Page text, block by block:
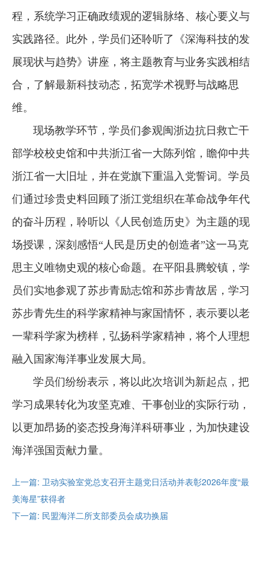
程，系统学习正确政绩观的逻辑脉络、核心要义与
实践路径。此外，学员们还聆听了《深海科技的发
展现状与趋势》讲座，将主题教育与业务实践相结
合，了解最新科技动态，拓宽学术视野与战略思
维。
现场教学环节，学员们参观闽浙边抗日救亡干
部学校校史馆和中共浙江省一大陈列馆，瞻仰中共
浙江省一大旧址，并在党旗下重温入党誓词。学员
们通过珍贵史料回顾了浙江党组织在革命战争年代
的奋斗历程，聆听以《人民创造历史》为主题的现
场授课，深刻感悟“人民是历史的创造者”这一马克
思主义唯物史观的核心命题。在平阳县腾蛟镇，学
员们实地参观了苏步青励志馆和苏步青故居，学习
苏步青先生的科学家精神与家国情怀，表示要以老
一辈科学家为榜样，弘扬科学家精神，将个人理想
融入国家海洋事业发展大局。
学员们纷纷表示，将以此次培训为新起点，把
学习成果转化为攻坚克难、干事创业的实际行动，
以更加昂扬的姿态投身海洋科研事业，为加快建设
海洋强国贡献力量。
上一篇: 卫动实验室党总支召开主题党日活动并表彰2026年度“最
美海星”获得者
下一篇: 民盟海洋二所支部委员会成功换届